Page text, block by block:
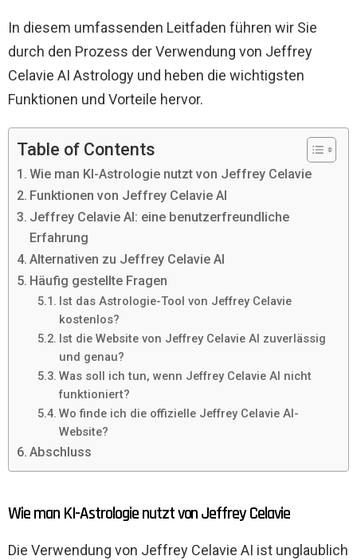
In diesem umfassenden Leitfaden führen wir Sie
durch den Prozess der Verwendung von Jeffrey
Celavie AI Astrology und heben die wichtigsten
Funktionen und Vorteile hervor.
Table of Contents
Wie man KI-Astrologie nutzt von Jeffrey Celavie
Funktionen von Jeffrey Celavie AI
Jeffrey Celavie AI: eine benutzerfreundliche
Erfahrung
Alternativen zu Jeffrey Celavie AI
Häufig gestellte Fragen
Ist das Astrologie-Tool von Jeffrey Celavie
kostenlos?
Ist die Website von Jeffrey Celavie AI zuverlässig
und genau?
Was soll ich tun, wenn Jeffrey Celavie AI nicht
funktioniert?
Wo finde ich die offizielle Jeffrey Celavie AI-
Website?
Abschluss
Wie man KI-Astrologie nutzt von Jeffrey Celavie
Die Verwendung von Jeffrey Celavie AI ist unglaublich